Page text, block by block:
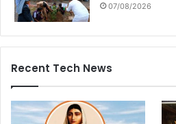
07/08/2026
Recent Tech News